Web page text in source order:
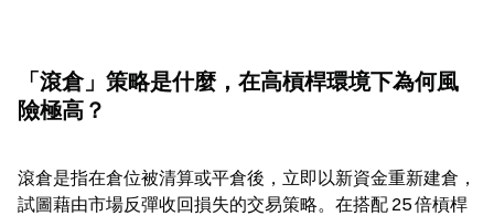
「滾倉」策略是什麼，在高槓桿環境下為何風
險極高？
滾倉是指在倉位被清算或平倉後，立即以新資金重新建倉，
試圖藉由市場反彈收回損失的交易策略。在搭配 25 倍槓桿